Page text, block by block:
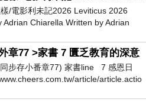
/電影利未記2026 Leviticus 2026
Adrian Chiarella Written by Adrian
Joe Bird
章77 >家書 7 匱乏教育的深意
步存小番章77) 家書line 7 感恩日
article/article.actio